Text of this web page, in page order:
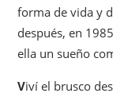
forma de vida y
después, en
ella un sueño
Viví el brusco